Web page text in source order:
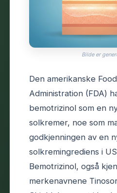
Bilde er
Den amerikanske
Administration (FDA)
bemotrizinol som en
solkremer, noe som
godkjenningen av en
solkremingrediens i
Bemotrizinol, også
merkenavnene